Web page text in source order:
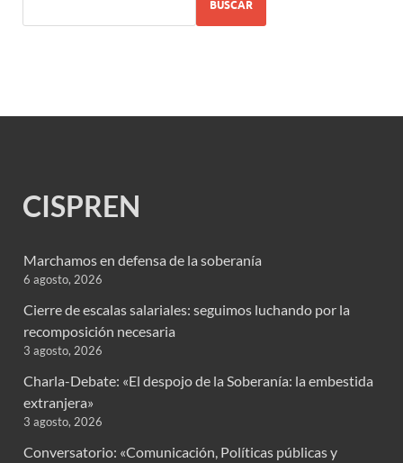
BUSCAR
CISPREN
Marchamos en defensa de la soberanía
6 agosto, 2026
Cierre de escalas salariales: seguimos luchando por la
recomposición necesaria
3 agosto, 2026
Charla-Debate: «El despojo de la Soberanía: la embestida
extranjera»
3 agosto, 2026
Conversatorio: «Comunicación, Políticas públicas y